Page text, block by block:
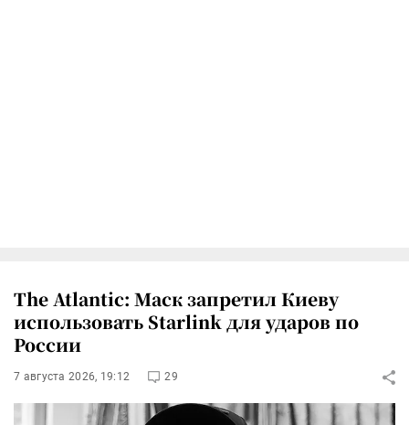
The Atlantic: Маск запретил Киеву
использовать Starlink для ударов по
России
7 августа 2026, 19:12 29